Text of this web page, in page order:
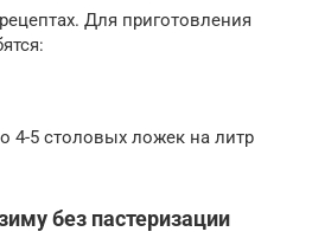
Для приготовления
4-5 столовых ложек на литр
без пастеризации